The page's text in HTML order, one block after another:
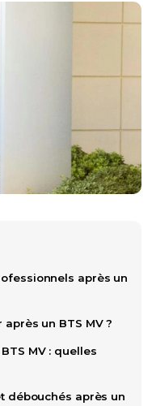
après un
un BTS MV ?
MV : quelles
débouchés après un